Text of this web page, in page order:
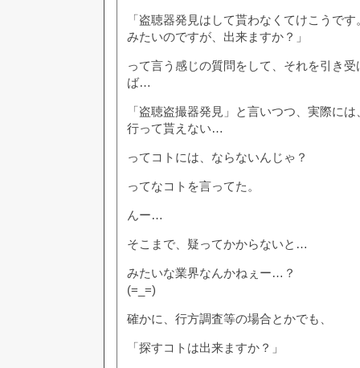
「盗聴器発見はして貰わなくてけこうで
みたいのですが、出来ますか？」
って言う感じの質問をして、それを引き
ば…
「盗聴盗撮器発見」と言いつつ、実際に
行って貰えない…
ってコトには、ならないんじゃ？
ってなコトを言ってた。
んー…
そこまで、疑ってかからないと…
みたいな業界なんかねぇー…？
(=_=)
確かに、行方調査等の場合とかでも、
「探すコトは出来ますか？」